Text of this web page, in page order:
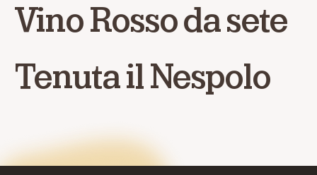
Vino Rosso da sete
Tenuta il Nespolo